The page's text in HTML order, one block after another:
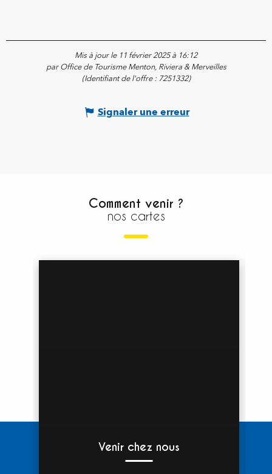
Mis à jour le 11 février 2025 à 16:12
par Office de Tourisme Menton, Riviera & Merveilles
(Identifiant de l'offre : 7251332)
Signaler une erreur
Comment venir ?
nos cartes
Venir chez nous